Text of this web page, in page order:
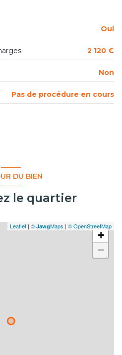
Oui
2 120 €
Non
Pas de procédure en cours
DU BIEN
le quartier
+
−
Leaflet | © JawgMaps | © OpenStreetMap